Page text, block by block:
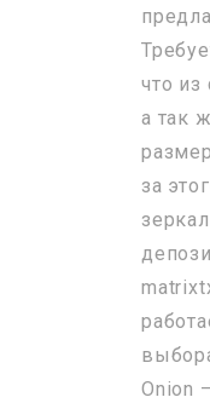
что из
а так
за
Onion